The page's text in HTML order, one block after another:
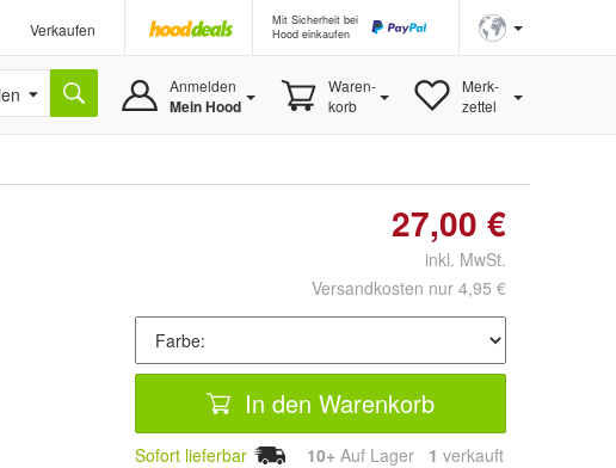
Verkaufen
Mit Sicherheit bei
Hood einkaufen
Anmelden
Mein Hood
Waren-
korb
Merk-
zettel
27,00 €
inkl. MwSt.
Versandkosten nur 4,95 €
In den Warenkorb
Sofort lieferbar 10+ Auf Lager 1 verkauft